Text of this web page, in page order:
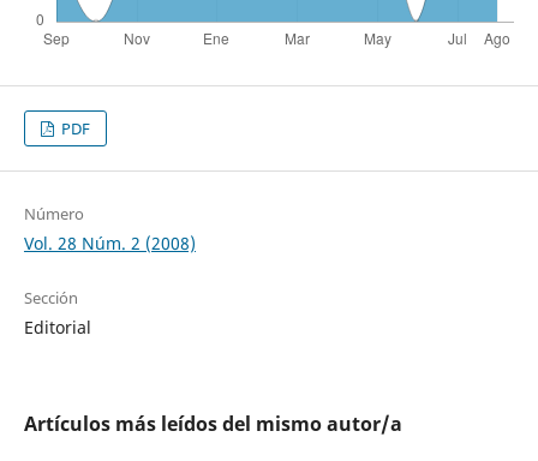
PDF
Número
Vol. 28 Núm. 2 (2008)
Sección
Editorial
Artículos más leídos del mismo autor/a